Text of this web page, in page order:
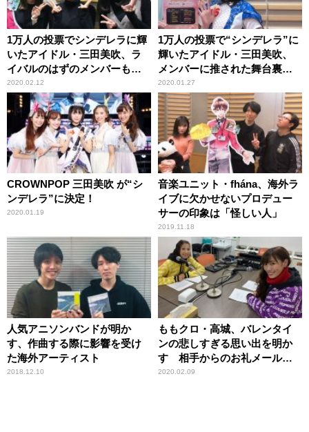
1万人の投票でシンデレラに輝
いたアイドル・三田美吹、ラ
イバルのはずのメンバーも歓
喜
2020.02.12
1万人の投票で“シンデレラ”に
輝いたアイドル・三田美吹、
メンバーに推された舞台裏を
語る
2020.01.27
CROWNPOP 三田美吹 が“シ
ンデレラ”に決定！
2020.01.19
音楽ユニット・fhána、海外ラ
イブに欠かせないプロデュー
サーの印象は「怪しい人」
2019.11.18
人気アニソンバンドが明か
す、作曲する際に影響を受け
た海外アーティスト
2018.12.10
ももクロ・高城、バレンタイ
ンの悲しすぎる思い出を明か
す 相手からのお礼メール
に……
2020.02.09